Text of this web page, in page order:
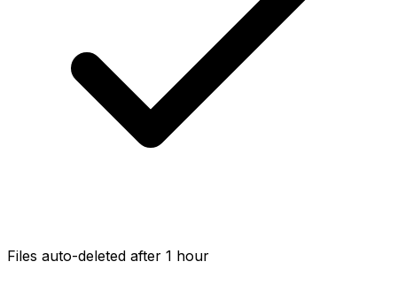
Files auto-deleted after 1 hour